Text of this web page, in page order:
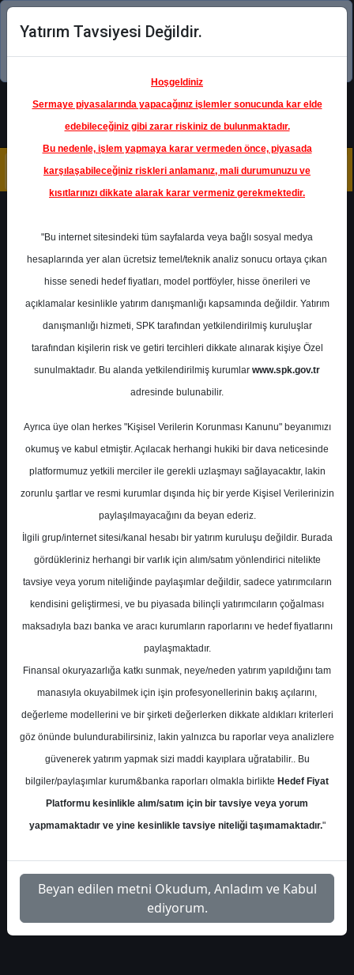
Şimdi uygulamayı indirin!
Ana Sayfa Raporlar
Ünlü Menkul
Rapor Detay
Ünlü Menkul - Perakende
Raporu
A- A+
Yatırım Tavsiyesi Değildir.
Hoşgeldiniz
Sermaye piyasalarında yapacağınız işlemler sonucunda kar elde
edebileceğiniz gibi zarar riskiniz de bulunmaktadır.
Bu nedenle, işlem yapmaya karar vermeden önce, piyasada
karşılaşabileceğiniz riskleri anlamanız, mali durumunuzu ve
kısıtlarınızı dikkate alarak karar vermeniz gerekmektedir.
"Bu internet sitesindeki tüm sayfalarda veya bağlı sosyal medya
hesaplarında yer alan ücretsiz temel/teknik analiz sonucu ortaya çıkan
hisse senedi hedef fiyatları, model portföyler, hisse önerileri ve
açıklamalar kesinlikle yatırım danışmanlığı kapsamında değildir. Yatırım
danışmanlığı hizmeti, SPK tarafından yetkilendirilmiş kuruluşlar
tarafından kişilerin risk ve getiri tercihleri dikkate alınarak kişiye Özel
sunulmaktadır. Bu alanda yetkilendirilmiş kurumlar www.spk.gov.tr
adresinde bulunabilir.
Ayrıca üye olan herkes "Kişisel Verilerin Korunması Kanunu" beyanımızı
okumuş ve kabul etmiştir. Açılacak herhangi hukiki bir dava neticesinde
platformumuz yetkili merciler ile gerekli uzlaşmayı sağlayacaktır, lakin
zorunlu şartlar ve resmi kurumlar dışında hiç bir yerde Kişisel Verilerinizin
paylaşılmayacağını da beyan ederiz.
İlgili grup/internet sitesi/kanal hesabı bir yatırım kuruluşu değildir. Burada
gördükleriniz herhangi bir varlık için alım/satım yönlendirici nitelikte
tavsiye veya yorum niteliğinde paylaşımlar değildir, sadece yatırımcıların
kendisini geliştirmesi, ve bu piyasada bilinçli yatırımcıların çoğalması
maksadıyla bazı banka ve aracı kurumların raporlarını ve hedef fiyatlarını
paylaşmaktadır.
Finansal okuryazarlığa katkı sunmak, neye/neden yatırım yapıldığını tam
manasıyla okuyabilmek için işin profesyonellerinin bakış açılarını,
değerleme modellerini ve bir şirketi değerlerken dikkate aldıkları kriterleri
göz önünde bulundurabilirsiniz, lakin yalnızca bu raporlar veya analizlere
güvenerek yatırım yapmak sizi maddi kayıplara uğratabilir.. Bu
bilgiler/paylaşımlar kurum&banka raporları olmakla birlikte Hedef Fiyat
Platformu kesinlikle alım/satım için bir tavsiye veya yorum
yapmamaktadır ve yine kesinlikle tavsiye niteliği taşımamaktadır."
Beyan edilen metni Okudum, Anladım ve Kabul
ediyorum.